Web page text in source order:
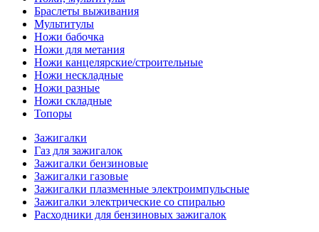
Браслеты выживания
Мультитулы
Ножи бабочка
Ножи для метания
Ножи канцелярские/строительные
Ножи нескладные
Ножи разные
Ножи складные
Топоры
Зажигалки
Газ для зажигалок
Зажигалки бензиновые
Зажигалки газовые
Зажигалки плазменные электроимпульсные
Зажигалки электрические со спиралью
Расходники для бензиновых зажигалок